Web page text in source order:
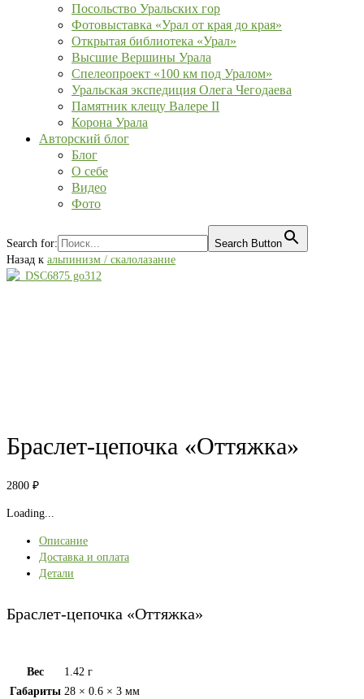
Посольство Уральских гор
Фотовыставка «Урал от края до края»
Открытая библиотека «Урал»
Высшие Вершины Урала
Спелеопроект «100 км под Уралом»
Уральская экспедиция Олега Чегодаева
Памятник клещу Валере II
Корона Урала
Авторский блог
Блог
О себе
Видео
Фото
Search for:
Search Button
Назад к альпинизм / скалолазание
Браслет-цепочка «Оттяжка»
2800 ₽
Loading...
Описание
Доставка и оплата
Детали
Браслет-цепочка «Оттяжка»
Вес
1.42 г
Габариты 28 × 0.6 × 3 мм